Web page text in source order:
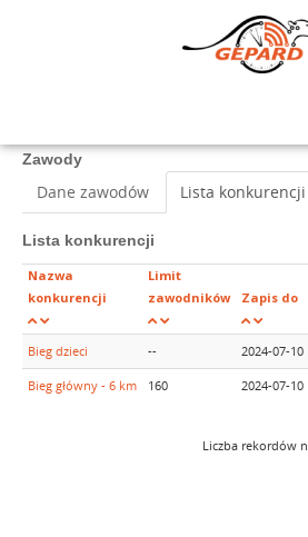
Zawody
Dane zawodów Lista konkurencji
Lista konkurencji
Nazwa
konkurencji
Limit
zawodników
Zapis do
Bieg dzieci -- 2024-07-10
Bieg główny - 6 km 160 2024-07-10
Liczba rekordów